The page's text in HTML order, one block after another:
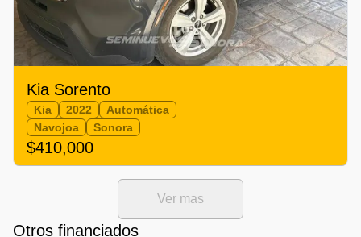
Kia Sorento
Kia 2022
Automática
Navojoa
Sonora
$410,000
Ver mas
Otros financiados